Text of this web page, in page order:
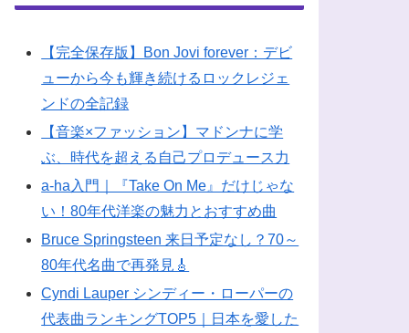
【完全保存版】Bon Jovi forever：デビ
ューから今も輝き続けるロックレジェ
ンドの全記録
【音楽×ファッション】マドンナに学
ぶ、時代を超える自己プロデュース力
a-ha入門｜『Take On Me』だけじゃな
い！80年代洋楽の魅力とおすすめ曲
Bruce Springsteen 来日予定なし？70～
80年代名曲で再発見🎸
Cyndi Lauper シンディー・ローパーの
代表曲ランキングTOP5｜日本を愛した